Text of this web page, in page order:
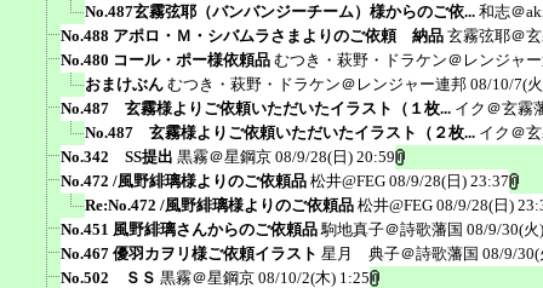
No.487玄霧弦耶（バンバンジーチーム）様からのご依... 和志＠
No.488 アポロ・Ｍ・シバムラさまよりのご依頼 納品 玄霧弦耶＠
No.480 コール・ポー様依頼品 むつき・萩野・ドラケン＠レンジャ
おまけぶん むつき・萩野・ドラケン＠レンジャー連邦 08/10/7(
No.487 玄霧様よりご依頼いただいたイラスト（１枚... イク＠玄霧
No.487 玄霧様よりご依頼いただいたイラスト（２枚... イク＠
No.342 SS提出 黒霧＠星鋼京 08/9/28(日) 20:59
No.472 /風野緋璃様よりのご依頼品 松井@FEG 08/9/28(日) 23:37
Re:No.472 /風野緋璃様よりのご依頼品 松井@FEG 08/9/28(日)
No.451 風野緋璃さんからのご依頼品 駒地真子＠詩歌藩国 08/9/30(火
No.467 優羽カヲリ様ご依頼イラスト 星月 典子＠詩歌藩国 08/9/30(
No.502 ＳＳ 黒霧＠星鋼京 08/10/2(木) 1:25